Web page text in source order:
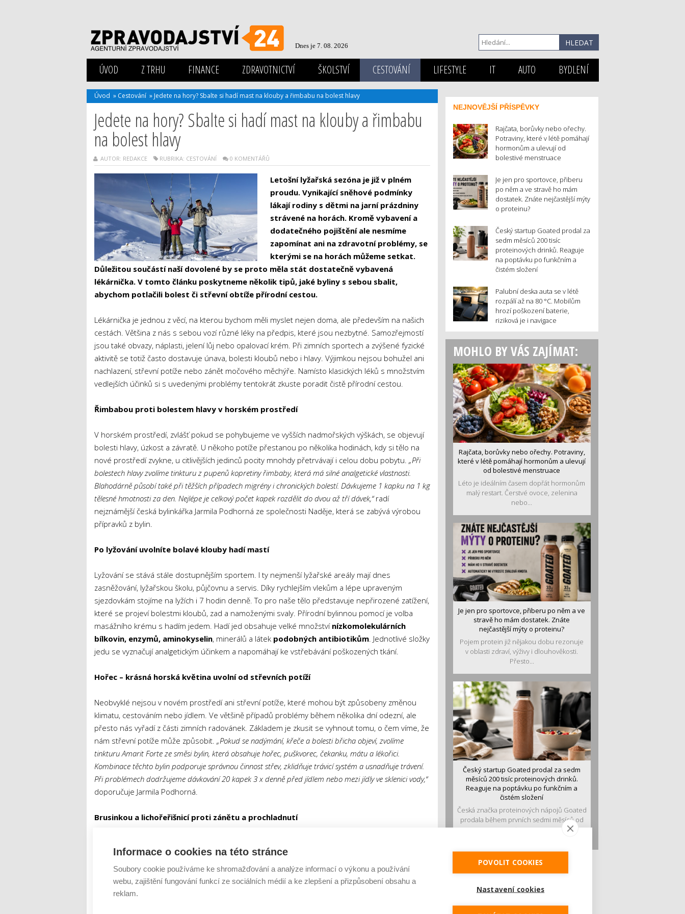
Dnes je 7. 08. 2026
ÚVOD Z TRHU FINANCE ZDRAVOTNICTVÍ ŠKOLSTVÍ CESTOVÁNÍ LIFESTYLE IT AUTO BYDLENÍ
Úvod » Cestování » Jedete na hory? Sbalte si hadí mast na klouby a řimbabu na bolest hlavy
Jedete na hory? Sbalte si hadí mast na klouby a řimbabu
na bolest hlavy
AUTOR: REDAKCE RUBRIKA: CESTOVÁNÍ 0 KOMENTÁŘŮ
Letošní lyžařská sezóna je již v plném
proudu. Vynikající sněhové podmínky
lákají rodiny s dětmi na jarní prázdniny
strávené na horách. Kromě vybavení a
dodatečného pojištění ale nesmíme
zapomínat ani na zdravotní problémy, se
kterými se na horách můžeme setkat.
Důležitou součástí naší dovolené by se proto měla stát dostatečně vybavená
lékárnička. V tomto článku poskytneme několik tipů, jaké byliny s sebou sbalit,
abychom potlačili bolest či střevní obtíže přírodní cestou.
Lékárnička je jednou z věcí, na kterou bychom měli myslet nejen doma, ale především na našich
cestách. Většina z nás s sebou vozí různé léky na předpis, které jsou nezbytné. Samozřejmostí
jsou také obvazy, náplasti, jelení lůj nebo opalovací krém. Při zimních sportech a zvýšené fyzické
aktivitě se totiž často dostavuje únava, bolesti kloubů nebo i hlavy. Výjimkou nejsou bohužel ani
nachlazení, střevní potíže nebo zánět močového měchýře. Namísto klasických léků s množstvím
vedlejších účinků si s uvedenými problémy tentokrát zkuste poradit čistě přírodní cestou.
Řimbabou proti bolestem hlavy v horském prostředí
V horském prostředí, zvlášť pokud se pohybujeme ve vyšších nadmořských výškách, se objevují
bolesti hlavy, úzkost a závratě. U někoho potíže přestanou po několika hodinách, kdy si tělo na
nové prostředí zvykne, u citlivějších jedinců pocity mnohdy přetrvávají i celou dobu pobytu. „Při
bolestech hlavy zvolíme tinkturu z pupenů kopretiny řimbaby, která má silné analgetické vlastnosti.
Blahodárně působí také při těžších případech migrény i chronických bolestí. Dávkujeme 1 kapku na 1 kg
tělesné hmotnosti za den. Nejlépe je celkový počet kapek rozdělit do dvou až tří dávek,“radí
nejznámější česká bylinkářka Jarmila Podhorná ze společnosti Naděje, která se zabývá výrobou
přípravků z bylin.
Po lyžování uvolníte bolavé klouby hadí mastí
Lyžování se stává stále dostupnějším sportem. I ty nejmenší lyžařské areály mají dnes
zasněžování, lyžařskou školu, půjčovnu a servis. Díky rychlejším vlekům a lépe upraveným
sjezdovkám stojíme na lyžích i 7 hodin denně. To pro naše tělo představuje nepřirozené zatížení,
které se projeví bolestmi kloubů, zad a namoženými svaly. Přírodní bylinnou pomocí je volba
masážního krému s hadím jedem. Hadí jed obsahuje velké množství nízkomolekulárních
bílkovin, enzymů, aminokyselin, minerálů a látek podobných antibiotikům. Jednotlivé složky
jedu se vyznačují analgetickým účinkem a napomáhají ke vstřebávání poškozených tkání.
Hořec – krásná horská květina uvolní od střevních potíží
Neobvyklé nejsou v novém prostředí ani střevní potíže, které mohou být způsobeny změnou
klimatu, cestováním nebo jídlem. Ve většině případů problémy během několika dní odezní, ale
přesto nás vyřadí z části zimních radovánek. Základem je zkusit se vyhnout tomu, o čem víme, že
nám střevní potíže může způsobit. „Pokud se nadýmání, křeče a bolesti břicha objeví, zvolíme
tinkturu Amarit Forte ze směsi bylin, která obsahuje hořec, puškvorec, čekanku, mátu a lékořici.
Kombinace těchto bylin podporuje správnou činnost střev, zklidňuje trávicí systém a usnadňuje trávení.
Při problémech dodržujeme dávkování 20 kapek 3 x denně před jídlem nebo mezi jídly ve sklenici vody,“
doporučuje Jarmila Podhorná.
Brusinkou a lichořeřišnicí proti zánětu a prochladnutí
nastydnutí je u snowboardistů, kteří si musejí pokaždé sednout do sněhu a zapnout vázání.
Myslet bychom měli především na kvalitní termoprádlo a snažit se vyhýbat prochladnutí. Účinnou
prevencí je také konzumace brusinek, které obsahují velké množství organických kyselin a
omezují tak rozmnožování bakterií. Do lékárničky je vhodné přibalit brusinky ve formě bylinné
NEJNOVĚJŠÍ PŘÍSPĚVKY
Rajčata, borůvky nebo ořechy.
Potraviny, které v létě pomáhají
hormonům a ulevují od
bolestivé menstruace
Je jen pro sportovce, přiberu
po něm a ve stravě ho mám
dostatek. Znáte nejčastější mýty
o proteinu?
Český startup Goated prodal za
sedm měsíců 200 tisíc
proteinových drinků. Reaguje
na poptávku po funkčním a
čistém složení
Palubní deska auta se v létě
rozpálí až na 80 °C. Mobilům
hrozí poškození baterie,
riziková je i navigace
MOHLO BY VÁS ZAJÍMAT:
Rajčata, borůvky nebo ořechy. Potraviny,
které v létě pomáhají hormonům a ulevují
od bolestivé menstruace
Léto je ideálním časem dopřát hormonům
malý restart. Čerstvé ovoce, zelenina
nebo...
Je jen pro sportovce, přiberu po něm a ve
stravě ho mám dostatek. Znáte
nejčastější mýty o proteinu?
Pojem protein již nějakou dobu rezonuje
v oblasti zdraví, výživy i dlouhověkosti.
Přesto...
Český startup Goated prodal za sedm
měsíců 200 tisíc proteinových drinků.
Reaguje na poptávku po funkčním a
čistém složení
Česká značka proteinových nápojů Goated
prodala během prvních sedmi měsíců od
vstupu...
Informace o cookies na této stránce
Soubory cookie používáme ke shromažďování a analýze informací o výkonu a používání
webu, zajištění fungování funkcí ze sociálních médií a ke zlepšení a přizpůsobení obsahu a
reklam.
POVOLIT COOKIES
Nastavení cookies